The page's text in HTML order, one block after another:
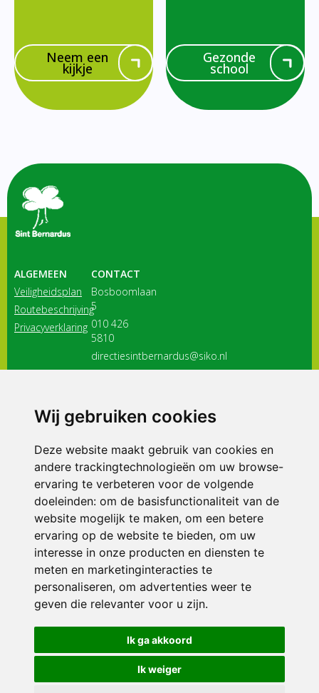
Wij gebruiken cookies
Deze website maakt gebruik van cookies en
andere trackingtechnologieën om uw browse-
ervaring te verbeteren voor de volgende
doeleinden: om de basisfunctionaliteit van de
website mogelijk te maken, om een betere
ervaring op de website te bieden, om uw
interesse in onze producten en diensten te
meten en marketinginteracties te
personaliseren, om advertenties weer te
geven die relevanter voor u zijn.
Ik ga akkoord
Ik weiger
Neem een
kijkje
Gezonde
school
ALGEMEEN
Veiligheidsplan
Routebeschrijving
Privacyverklaring
CONTACT
Bosboomlaan
5
010 426
5810
directiesintbernardus@siko.nl
3116 JB
ONDERDEEL VAN
© 2026 Sint Bernardus | Alle rechten voorbehouden
Privacy policy|Disclaimer| Klachtenregeling|RSIN en Anbi
voorkeuren
Crealisatie The MindOffice